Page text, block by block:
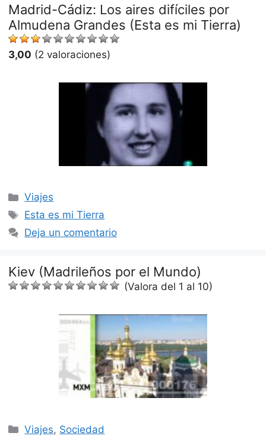
Madrid-Cádiz: Los aires difíciles por
Almudena Grandes (Esta es mi Tierra)
3,00 (2 valoraciones)
Categorías
Viajes
Etiquetas
Esta es mi Tierra
Deja un comentario
Kiev (Madrileños por el Mundo)
(Valora del 1 al 10)
Categorías
Viajes, Sociedad